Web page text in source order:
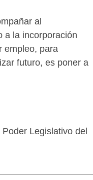
al
a la incorporación
empleo, para
futuro, es poner a
Legislativo del